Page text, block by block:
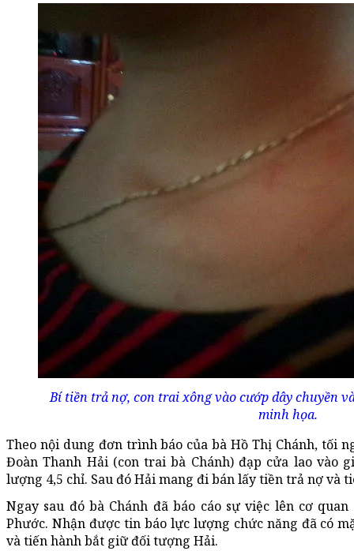
Bí tiền trả nợ, con trai xông vào cướp dây chuyền
minh họa.
Theo nội dung đơn trình báo của bà Hồ Thị Chánh, tối
Đoàn Thanh Hải (con trai bà Chánh) đạp cửa lao vào
lượng 4,5 chỉ. Sau đó Hải mang đi bán lấy tiền trả nợ và
Ngay sau đó bà Chánh đã báo cáo sự việc lên cơ
Phước. Nhận được tin báo lực lượng chức năng đã có
và tiến hành bắt giữ đối tượng Hải.